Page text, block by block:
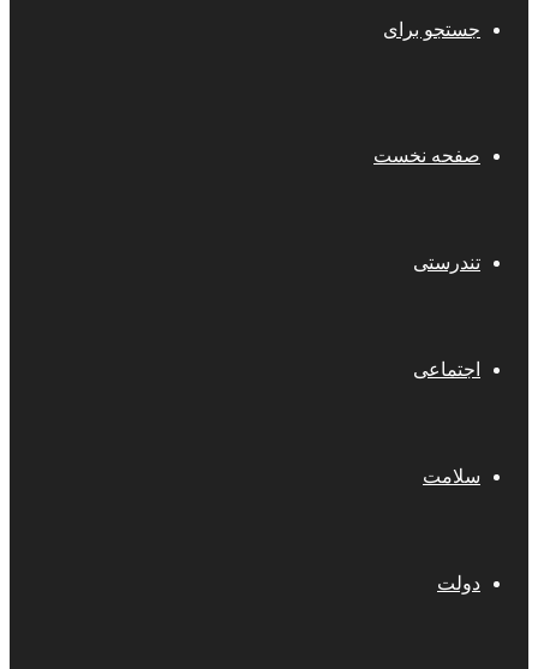
جستجو برای
صفحه نخست
تندرستی
اجتماعی
سلامت
دولت